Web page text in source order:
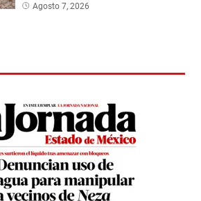
Agosto 7, 2026